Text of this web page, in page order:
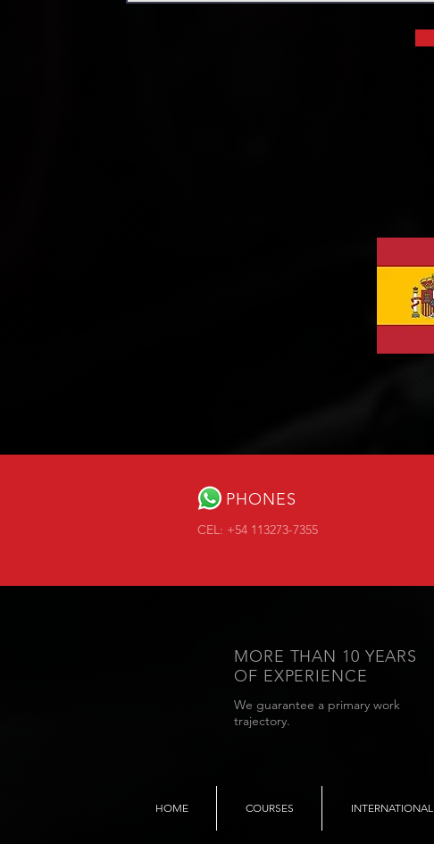
PHONES
CEL: +54 113273-7355
MORE THAN 10 YEARS
OF EXPERIENCE
We guarantee a primary work
trajectory.
HOME COURSES INTERNATIONAL